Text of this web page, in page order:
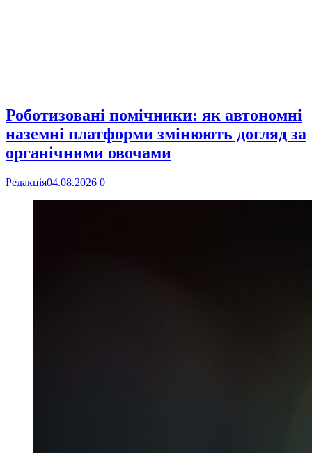
Роботизовані помічники: як автономні
наземні платформи змінюють догляд за
органічними овочами
Редакція04.08.2026 0